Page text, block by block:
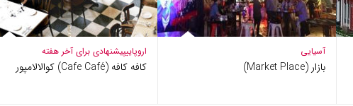
آسیایی
بازار (Market Place)
اروپاییپیشنهادی برای آخر هفته
کافه کافه (Cafe Café) کوالالامپور